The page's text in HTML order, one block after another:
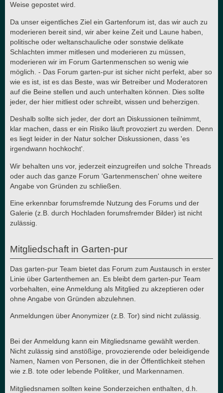
Weise gepostet wird.
Da unser eigentliches Ziel ein Gartenforum ist, das wir auch zu
moderieren bereit sind, wir aber keine Zeit und Laune haben,
politische oder weltanschauliche oder sonstwie delikate
Schlachten immer mitlesen und moderieren zu müssen,
moderieren wir im Forum Gartenmenschen so wenig wie
möglich. - Das Forum garten-pur ist sicher nicht perfekt, aber so
wie es ist, ist es das Beste, was wir Betreiber und Moderatoren
auf die Beine stellen und auch unterhalten können. Dies sollte
jeder, der hier mitliest oder schreibt, wissen und beherzigen.
Deshalb sollte sich jeder, der dort an Diskussionen teilnimmt,
klar machen, dass er ein Risiko läuft provoziert zu werden. Denn
es liegt leider in der Natur solcher Diskussionen, dass 'es
irgendwann hochkocht'.
Wir behalten uns vor, jederzeit einzugreifen und solche Threads
oder auch das ganze Forum 'Gartenmenschen' ohne weitere
Angabe von Gründen zu schließen.
Eine erkennbar forumsfremde Nutzung des Forums und der
Galerie (z.B. durch Hochladen forumsfremder Bilder) ist nicht
zulässig.
Mitgliedschaft in Garten-pur
Das garten-pur Team bietet das Forum zum Austausch in erster
Linie über Gartenthemen an. Es bleibt dem garten-pur Team
vorbehalten, eine Anmeldung als Mitglied zu akzeptieren oder
ohne Angabe von Gründen abzulehnen.
Anmeldungen über Anonymizer (z.B. Tor) sind nicht zulässig.
Bei der Anmeldung kann ein Mitgliedsname gewählt werden.
Nicht zulässig sind anstößige, provozierende oder beleidigende
Namen, Namen von Personen, die in der Öffentlichkeit stehen
wie z.B. tote oder lebende Politiker, und Markennamen.
Mitgliedsnamen sollten keine Sonderzeichen enthalten, d.h.